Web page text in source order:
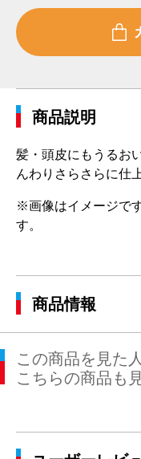
商品説明
髪・頭皮にもうるお
んわりさらさらに仕
※画像はイメージで
す。
商品情報
この商品を見た
こちらの商品も